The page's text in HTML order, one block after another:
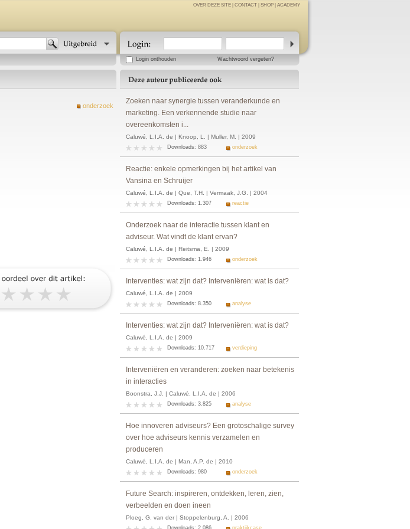
OVER DEZE SITE CONTACT SHOP ACADEMY
Login onthouden Wachtwoord vergeten?
onderzoek
Zoeken naar synergie tussen veranderkunde en
marketing. Een verkennende studie naar
overeenkomsten i...
Caluwé, L.I.A. de | Knoop, L. | Muller, M. | 2009
Downloads: 883 onderzoek
Reactie: enkele opmerkingen bij het artikel van
Vansina en Schruijer
Caluwé, L.I.A. de | Que, T.H. | Vermaak, J.G. | 2004
Downloads: 1.307 reactie
Onderzoek naar de interactie tussen klant en
adviseur. Wat vindt de klant ervan?
Caluwé, L.I.A. de | Reitsma, E. | 2009
Downloads: 1.946 onderzoek
Interventies: wat zijn dat? Interveniëren: wat is dat?
Caluwé, L.I.A. de | 2009
Downloads: 8.350 analyse
Interventies: wat zijn dat? Interveniëren: wat is dat?
Caluwé, L.I.A. de | 2009
Downloads: 10.717 verdieping
Interveniëren en veranderen: zoeken naar betekenis
in interacties
Boonstra, J.J. | Caluwé, L.I.A. de | 2006
Downloads: 3.825 analyse
Hoe innoveren adviseurs? Een grotoschalige survey
over hoe adviseurs kennis verzamelen en
produceren
Caluwé, L.I.A. de | Man, A.P. de | 2010
Downloads: 980 onderzoek
Future Search: inspireren, ontdekken, leren, zien,
verbeelden en doen ineen
Ploeg, G. van der | Stoppelenburg, A. | 2006
Downloads: 2.086 praktijkcase